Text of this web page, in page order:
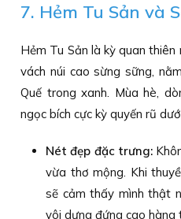
7. Hẻm Tu Sản và
Hẻm Tu Sản là kỳ quan
vách núi cao sừng sững,
Quế trong xanh. Mùa hè,
ngọc bích cực kỳ quyến rũ
Nét đẹp đặc trưng:
vừa thơ mộng. Khi
sẽ cảm thấy mình thật
vôi dựng đứng cao hàng